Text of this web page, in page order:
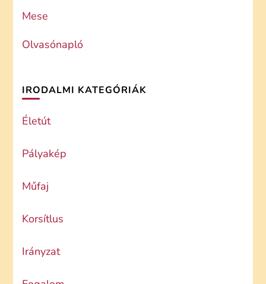
Mese
Olvasónapló
IRODALMI KATEGÓRIÁK
Életút
Pályakép
Műfaj
Korsítlus
Irányzat